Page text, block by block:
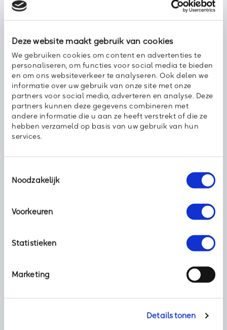
Deze website maakt gebruik van cookies
We gebruiken cookies om content en advertenties te
personaliseren, om functies voor social media te bieden
en om ons websiteverkeer te analyseren. Ook delen we
informatie over uw gebruik van onze site met onze
partners voor social media, adverteren en analyse. Deze
partners kunnen deze gegevens combineren met
andere informatie die u aan ze heeft verstrekt of die ze
hebben verzameld op basis van uw gebruik van hun
services.
Noodzakelijk
Voorkeuren
Statistieken
Marketing
Details tonen
De IT-manager hoeft niet bij elke beveiligingsupdate enkele
devices in de hele organisatie bijgewerkt, ongeacht waar de
medewerker op dat moment is.
Axoft helpt jou op (de mobiele) weg
Mobile device management is makkelijker dan je denkt in
zowel aanvraag als gebruik. Toch kunnen wij ons voorstellen
dat je vragen hebt over deze oplossing. Maak mobiel werken
veilig en neemcontactmet ons op. Bij Axoft laten we je graag
zien hoe het werkt en geven je advies op maat.
Wim Milder